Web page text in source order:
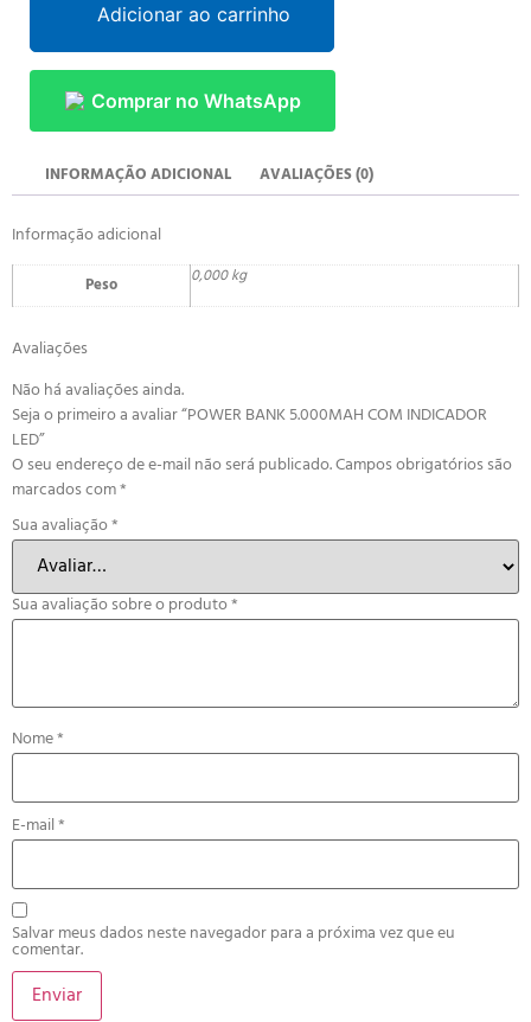
Adicionar ao carrinho
Comprar no WhatsApp
INFORMAÇÃO ADICIONAL AVALIAÇÕES (0)
Informação adicional
Peso 0,000 kg
Avaliações
Não há avaliações ainda.
Seja o primeiro a avaliar “POWER BANK 5.000MAH COM INDICADOR
LED”
O seu endereço de e-mail não será publicado.Campos obrigatórios são
marcados com*
Sua avaliação*
Sua avaliação sobre o produto*
Nome*
E-mail*
Salvar meus dados neste navegador para a próxima vez que eu
comentar.